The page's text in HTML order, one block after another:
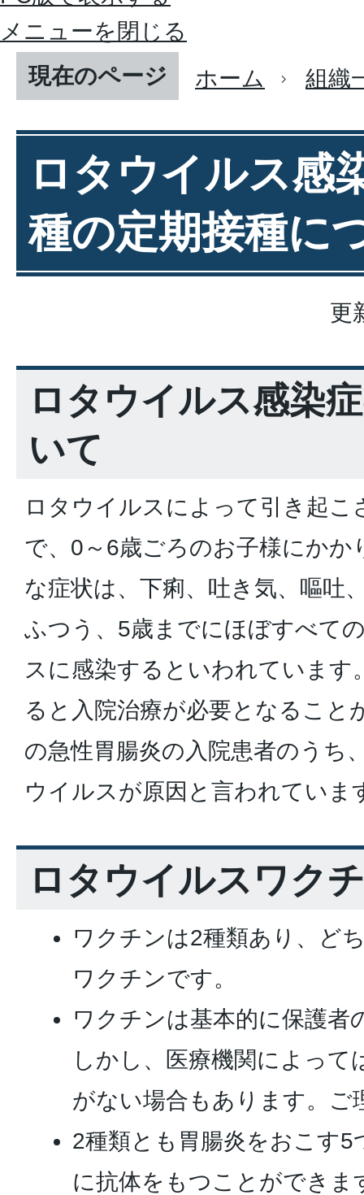
メニューを閉じる
現在のページ
ホーム 組織
ロタウイルス感
種の定期接種に
更
ロタウイルス感染
いて
ロタウイルスによって引き起こ
で、0～6歳ごろのお子様にかか
な症状は、下痢、吐き気、嘔吐
ふつう、5歳までにほぼすべて
スに感染するといわれています
ると入院治療が必要となること
の急性胃腸炎の入院患者のうち
ウイルスが原因と言われていま
ロタウイルスワク
ワクチンは2種類あり、ど
ワクチンです。
ワクチンは基本的に保護者
しかし、医療機関によっ
がない場合もあります。ご
2種類とも胃腸炎をおこす
に抗体をもつことができま